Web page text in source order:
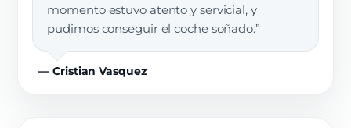
momento estuvo atento y servicial, y
pudimos conseguir el coche soñado.”
— Cristian Vasquez